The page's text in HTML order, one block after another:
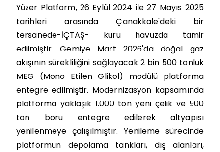
Yüzer Platform, 26 Eylül 2024 ile 27 Mayıs 2025
tarihleri arasında Çanakkale'deki bir
tersanede-İÇTAŞ- kuru havuzda tamir
edilmiştir. Gemiye Mart 2026'da doğal gaz
akışının sürekliliğini sağlayacak 2 bin 500 tonluk
MEG (Mono Etilen Glikol) modülü platforma
entegre edilmiştir. Modernizasyon kapsamında
platforma yaklaşık 1.000 ton yeni çelik ve 900
ton boru entegre edilerek altyapısı
yenilenmeye çalışılmıştır. Yenileme sürecinde
platformun depolama tankları, dış alanları,